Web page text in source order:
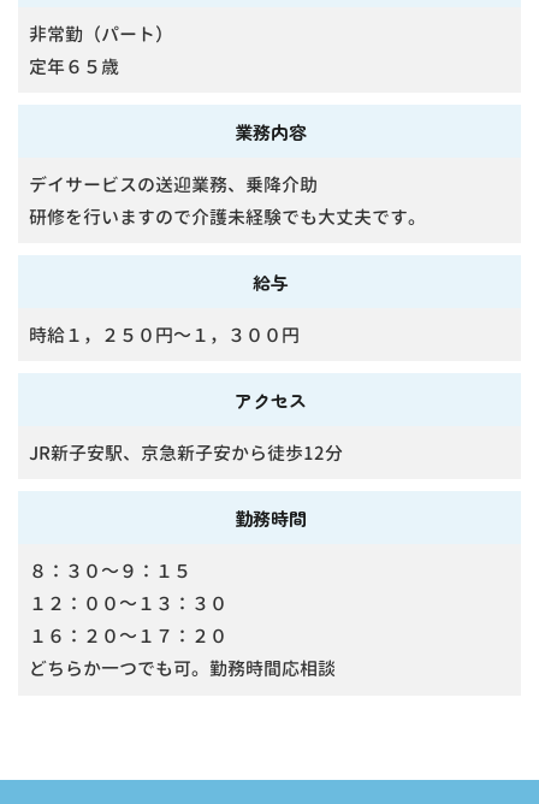
非常勤（パート）
定年６５歳
業務内容
デイサービスの送迎業務、乗降介助
研修を行いますので介護未経験でも大丈夫です。
給与
時給１，２５０円～１，３００円
アクセス
JR新子安駅、京急新子安から徒歩12分
勤務時間
８：３０～９：１５
１２：００～１３：３０
１６：２０～１７：２０
どちらか一つでも可。勤務時間応相談